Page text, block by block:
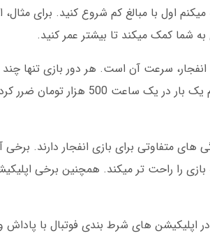
به شما کمک میکند تا بیشتر عمر کنید.
سرعت آن است. هر دور بازی تنها
خطرناک هم باشد. من خودم
متفاوتی برای بازی انفجار دارند.
بازی را راحت تر میکند. همچنین برخی
اپلیکیشن های شرط بندی فوتبال با پاداش